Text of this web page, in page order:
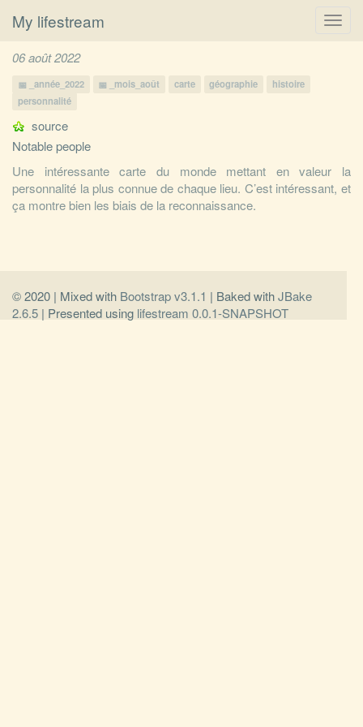
My lifestream
06 août 2022
_année_2022 _mois_août carte géographie
histoire
personnalité
source
Notable people
Une intéressante carte du monde mettant en valeur la
personnalité la plus connue de chaque lieu. C’est intéressant, et
ça montre bien les biais de la reconnaissance.
© 2020 | Mixed with Bootstrap v3.1.1 | Baked withJBake
2.6.5 | Presented using lifestream 0.0.1-SNAPSHOT